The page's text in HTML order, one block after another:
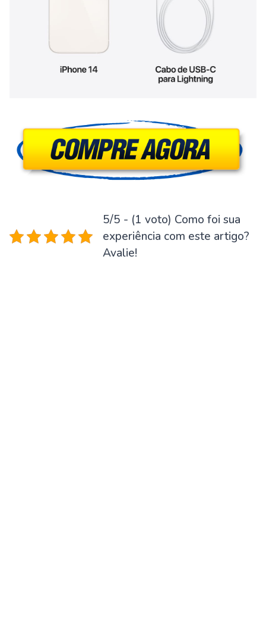
5/5 - (1 voto) Como foi sua
experiência com este artigo?
Avalie!